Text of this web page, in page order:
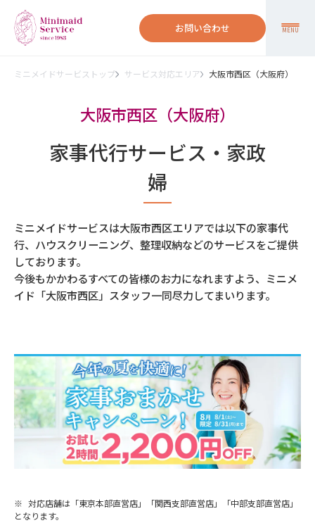
お問い合わせ MENU
ミニメイドサービストップ サービス対応エリア 大阪市西区（大阪府）
大阪市西区（大阪府）
家事代行サービス・家政
婦
ミニメイドサービスは大阪市西区エリアでは以下の家事代
行、ハウスクリーニング、整理収納などのサービスをご提供
しております。
今後もかかわるすべての皆様のお力になれますよう、ミニメ
イド「大阪市西区」スタッフ一同尽力してまいります。
※ 対応店舗は「東京本部直営店」「関西支部直営店」「中部支部直営店」
となります。